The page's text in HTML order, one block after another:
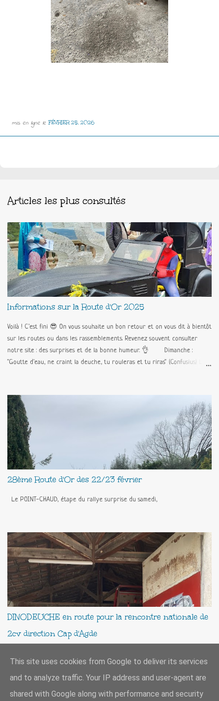
mis en ligne leFÉVRIER 25, 2026
Articles les plus consultés
Informations sur la Route d'Or 2025
Voilà ! C'est fini 😎 On vous souhaite un bon retour et on vous dit à bientôt
sur les routes ou dans les rassemblements. Revenez souvent consulter
notre site : des surprises et de la bonne humeur. 👌 Dimanche :
"Goutte d'eau, ne craint la deuche, tu rouleras et tu riras" (Confusius) Le
!!!) 🥳🥳🥳 L'album des Supers Heros !!! Programme : Samedi : Acueil des
participants Remise des sacs d'accueil, plaque rallye et des formulaires
épreuves Stands snack et boutique Exposition des 2CV, animation avec la
BATDEUCH Visite par groupe (toutes les 1/2 heures) de l'usine de confiserie
Florian 14H00 : Départ du rallye-surprise avec road-book Stand point-
chaud (viennoiserie, boissons chaudes) 18H00 : Récupération des
questionnaires 18H30 : Remise des prix au Palais des Congrès de Grasse
19H00 : Pot d'honneur,...
28ème Route d'Or des 22/23 février
Le POINT-CHAUD, étape du rallye surprise du samedi,
DINODEUCHE en route pour la rencontre nationale de
2cv direction Cap d'Agde
direction le site de la Nationale 2025
This site uses cookies from Google to deliver its services
and to analyze traffic. Your IP address and user-agent are
shared with Google along with performance and security